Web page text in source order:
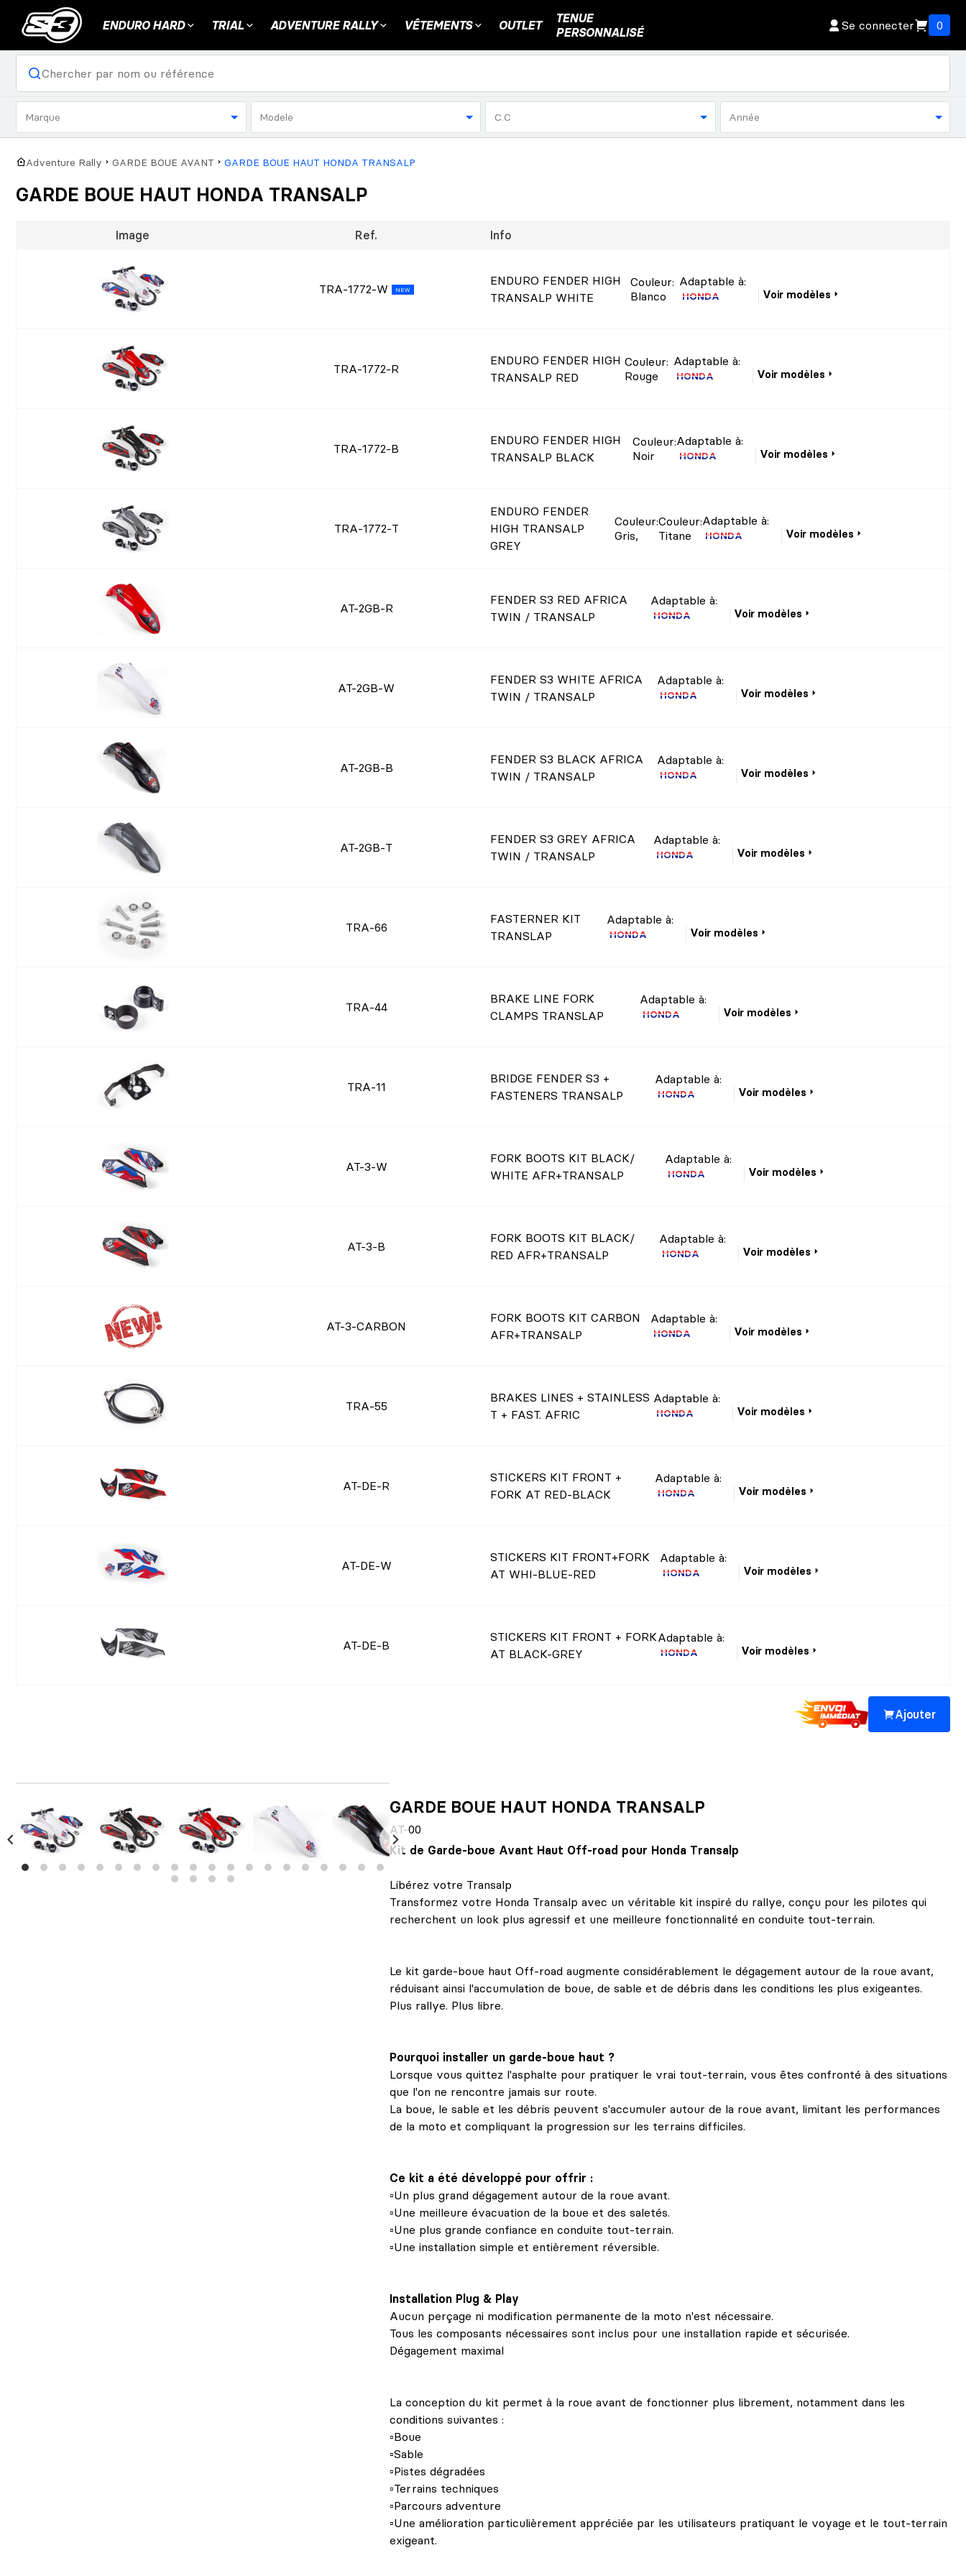
ENDURO HARD TRIAL ADVENTURE RALLY VÊTEMENTS OUTLET
TENUE
PERSONNALISÉ
Se connecter 0
Marque Modele C.C Année
Adventure Rally GARDE BOUE AVANT GARDE BOUE HAUT HONDA TRANSALP
GARDE BOUE HAUT HONDA TRANSALP
Image Ref. Info
TRA-1772-W NEW
ENDURO FENDER HIGH
TRANSALP WHITE
Couleur:
Blanco
Adaptable à:
HONDA Voir modèles
TRA-1772-R
ENDURO FENDER HIGH
TRANSALP RED
Couleur:
Rouge
Adaptable à:
HONDA Voir modèles
TRA-1772-B
ENDURO FENDER HIGH
TRANSALP BLACK
Couleur:
Noir
Adaptable à:
HONDA Voir modèles
TRA-1772-T
ENDURO FENDER
HIGH TRANSALP
GREY
Couleur:
Gris,
Couleur:
Titane
Adaptable à:
HONDA Voir modèles
AT-2GB-R
FENDER S3 RED AFRICA
TWIN / TRANSALP
Adaptable à:
HONDA Voir modèles
AT-2GB-W
FENDER S3 WHITE AFRICA
TWIN / TRANSALP
Adaptable à:
HONDA Voir modèles
AT-2GB-B
FENDER S3 BLACK AFRICA
TWIN / TRANSALP
Adaptable à:
HONDA Voir modèles
AT-2GB-T
FENDER S3 GREY AFRICA
TWIN / TRANSALP
Adaptable à:
HONDA Voir modèles
TRA-66
FASTERNER KIT
TRANSLAP
Adaptable à:
HONDA Voir modèles
TRA-44
BRAKE LINE FORK
CLAMPS TRANSLAP
Adaptable à:
HONDA Voir modèles
TRA-11
BRIDGE FENDER S3 +
FASTENERS TRANSALP
Adaptable à:
HONDA Voir modèles
AT-3-W
FORK BOOTS KIT BLACK/
WHITE AFR+TRANSALP
Adaptable à:
HONDA Voir modèles
AT-3-B
FORK BOOTS KIT BLACK/
RED AFR+TRANSALP
Adaptable à:
HONDA Voir modèles
AT-3-CARBON
FORK BOOTS KIT CARBON
AFR+TRANSALP
Adaptable à:
HONDA Voir modèles
TRA-55
BRAKES LINES + STAINLESS
T + FAST. AFRIC
Adaptable à:
HONDA Voir modèles
AT-DE-R
STICKERS KIT FRONT +
FORK AT RED-BLACK
Adaptable à:
HONDA Voir modèles
AT-DE-W
STICKERS KIT FRONT+FORK
AT WHI-BLUE-RED
Adaptable à:
HONDA Voir modèles
AT-DE-B
STICKERS KIT FRONT + FORK
AT BLACK-GREY
Adaptable à:
HONDA Voir modèles
Ajouter
GARDE BOUE HAUT HONDA TRANSALP
AT-00
Kit de Garde-boue Avant Haut Off-road pour Honda Transalp
Libérez votre Transalp
Transformez votre Honda Transalp avec un véritable kit inspiré du rallye, conçu pour les pilotes qui
recherchent un look plus agressif et une meilleure fonctionnalité en conduite tout-terrain.
Le kit garde-boue haut Off-road augmente considérablement le dégagement autour de la roue avant,
réduisant ainsi l'accumulation de boue, de sable et de débris dans les conditions les plus exigeantes.
Plus rallye. Plus libre.
Pourquoi installer un garde-boue haut ?
Lorsque vous quittez l'asphalte pour pratiquer le vrai tout-terrain, vous êtes confronté à des situations
que l'on ne rencontre jamais sur route.
La boue, le sable et les débris peuvent s'accumuler autour de la roue avant, limitant les performances
de la moto et compliquant la progression sur les terrains difficiles.
Ce kit a été développé pour offrir :
▫️Un plus grand dégagement autour de la roue avant.
▫️Une meilleure évacuation de la boue et des saletés.
▫️Une plus grande confiance en conduite tout-terrain.
▫️Une installation simple et entièrement réversible.
Installation Plug & Play
Aucun perçage ni modification permanente de la moto n'est nécessaire.
Tous les composants nécessaires sont inclus pour une installation rapide et sécurisée.
Dégagement maximal
La conception du kit permet à la roue avant de fonctionner plus librement, notamment dans les
conditions suivantes :
▫️Boue
▫️Sable
▫️Pistes dégradées
▫️Terrains techniques
▫️Parcours adventure
▫️Une amélioration particulièrement appréciée par les utilisateurs pratiquant le voyage et le tout-terrain
exigeant.